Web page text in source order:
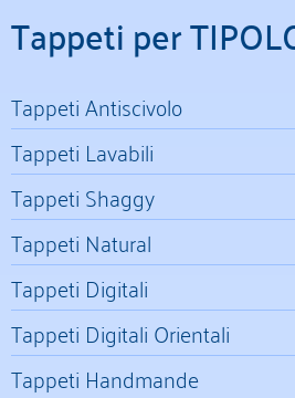
Tappeti per
Tappeti Antiscivolo
Tappeti Lavabili
Tappeti Shaggy
Tappeti Natural
Tappeti Digitali
Tappeti Digitali Orientali
Tappeti Handmande